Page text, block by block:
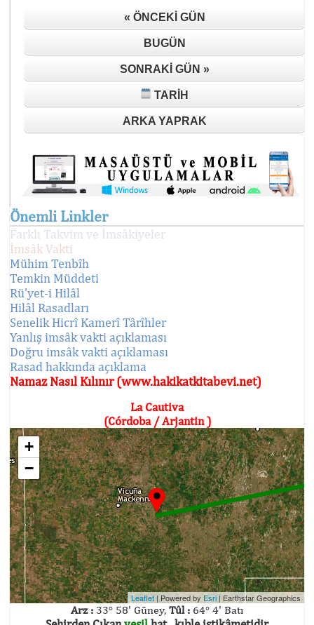
« ÖNCEKI GÜN
BUGÜN
SONRAKI GÜN »
TARIH
ARKA YAPRAK
Önemli Linkler
Farklı Takvim ve İmsâkiyeler
İmsâk Vakti
Mühim Tenbîh
Temkin Müddeti
Rü'yet-i Hilâl
Hilâl Rasadları
Senelik Hicrî Kamerî Târîhler
Yanlış imsâk vakti açıklaması
Doğru imsâk vakti açıklaması
Rasad hakkında açıklama
Namaz Nasıl Kılınır (www.hakikatkitabevi.net)
La Cautiva
(Córdoba / Arjantin )
+
−
Leaflet | Powered byEsri|Earthstar Geographics
Arz : 33° 58' Güney, Tûl : 64° 4' Batı